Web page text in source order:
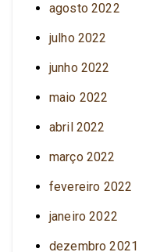
agosto 2022
julho 2022
junho 2022
maio 2022
abril 2022
março 2022
fevereiro 2022
janeiro 2022
dezembro 2021